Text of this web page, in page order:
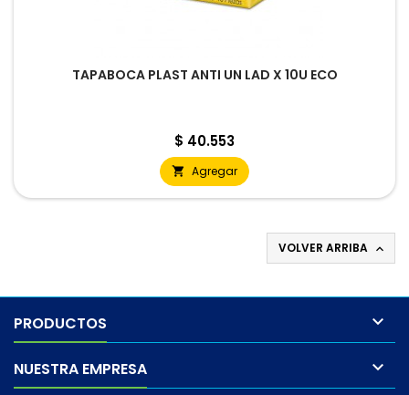
TAPABOCA PLAST ANTI UN LAD X 10U ECO
Precio
$ 40.553
 Agregar
VOLVER ARRIBA 
PRODUCTOS 
NUESTRA EMPRESA 